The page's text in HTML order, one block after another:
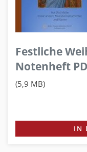
Festliche
Notenheft
(5,9 MB)
IN